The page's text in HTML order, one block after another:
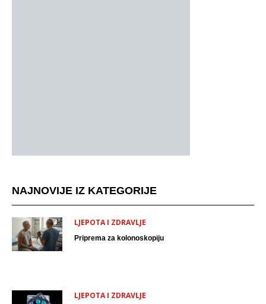
NAJNOVIJE IZ KATEGORIJE
LJEPOTA I ZDRAVLJE
Priprema za kolonoskopiju
LJEPOTA I ZDRAVLJE